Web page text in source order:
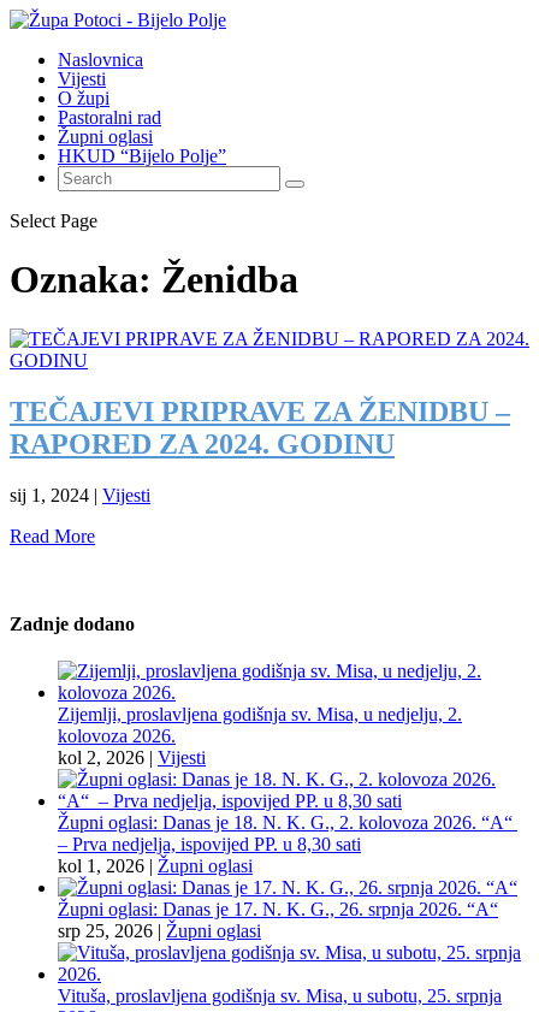
Naslovnica
Vijesti
O župi
Pastoralni rad
Župni oglasi
HKUD “Bijelo Polje”
Select Page
Oznaka: Ženidba
TEČAJEVI PRIPRAVE ZA ŽENIDBU –
RAPORED ZA 2024. GODINU
sij 1, 2024 | Vijesti
Read More
Zadnje dodano
Zijemlji, proslavljena godišnja sv. Misa, u nedjelju, 2.
kolovoza 2026.
kol 2, 2026 | Vijesti
Župni oglasi: Danas je 18. N. K. G., 2. kolovoza 2026. “A“
– Prva nedjelja, ispovijed PP. u 8,30 sati
kol 1, 2026 | Župni oglasi
Župni oglasi: Danas je 17. N. K. G., 26. srpnja 2026. “A“
srp 25, 2026 | Župni oglasi
Vituša, proslavljena godišnja sv. Misa, u subotu, 25. srpnja